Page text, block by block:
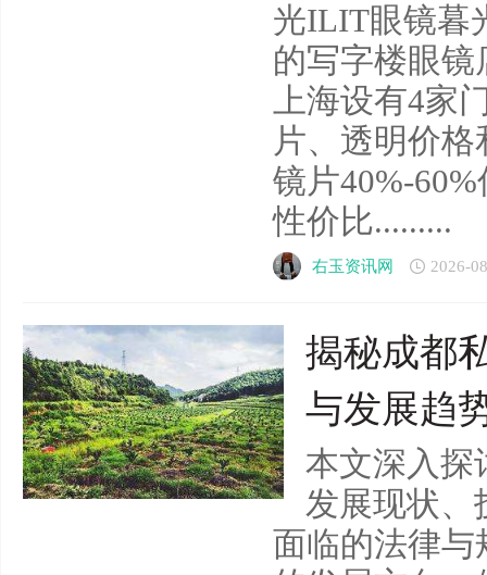
光ILIT眼镜暮
的写字楼眼
上海设有4家
片、透明价
镜片40%-
性价比.........
右玉资讯网 2026-
揭秘成都
与发展趋
本文深入探
发展现状、
面临的法律与